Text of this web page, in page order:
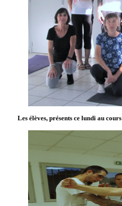
Les élèves, présents ce lundi au